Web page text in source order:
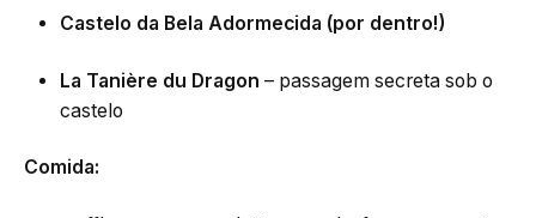
Castelo da Bela Adormecida (por dentro!)
La Tanière du Dragon – passagem secreta sob o
castelo
Comida: